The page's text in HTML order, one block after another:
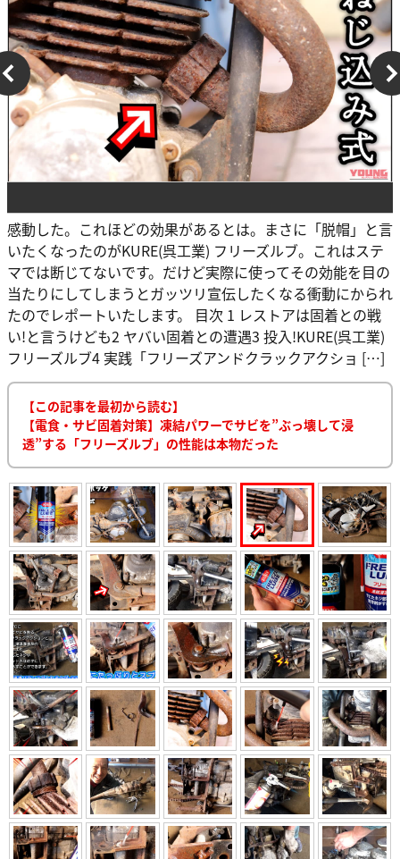
感動した。これほどの効果があるとは。まさに「脱帽」と言
いたくなったのがKURE(呉工業) フリーズルブ。これはステ
マでは断じてないです。だけど実際に使ってその効能を目の
当たりにしてしまうとガッツリ宣伝したくなる衝動にかられ
たのでレポートいたします。 目次 1 レストアは固着との戦
い!と言うけども2 ヤバい固着との遭遇3 投入!KURE(呉工業)
フリーズルブ4 実践「フリーズアンドクラックアクショ […]
【この記事を最初から読む】
【電食・サビ固着対策】凍結パワーでサビを”ぶっ壊して浸
透”する「フリーズルブ」の性能は本物だった